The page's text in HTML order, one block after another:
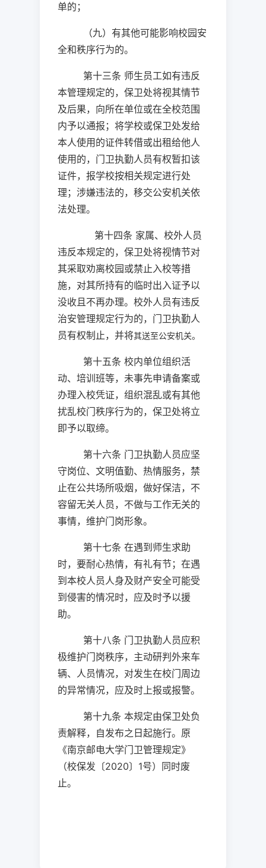
单的；
（九）有其他可能影响校园安
全和秩序行为的。
第十三条 师生员工如有违反
本管理规定的，保卫处将视其情节
及后果，向所在单位或在全校范围
内予以通报；将学校或保卫处发给
本人使用的证件转借或出租给他人
使用的，门卫执勤人员有权暂扣该
证件，报学校按相关规定进行处
理；涉嫌违法的，移交公安机关依
法处理。
第十四条 家属、校外人员
违反本规定的，保卫处将视情节对
其采取劝离校园或禁止入校等措
施，对其所持有的临时出入证予以
没收且不再办理。校外人员有违反
治安管理规定行为的，门卫执勤人
员有权制止，并将其送至公安机关。
第十五条 校内单位组织活
动、培训班等，未事先申请备案或
办理入校凭证，组织混乱或有其他
扰乱校门秩序行为的，保卫处将立
即予以取缔。
第十六条 门卫执勤人员应坚
守岗位、文明值勤、热情服务，禁
止在公共场所吸烟，做好保洁，不
容留无关人员，不做与工作无关的
事情，维护门岗形象。
第十七条 在遇到师生求助
时，要耐心热情，有礼有节；在遇
到本校人员人身及财产安全可能受
到侵害的情况时，应及时予以援
助。
第十八条 门卫执勤人员应积
极维护门岗秩序，主动研判外来车
辆、人员情况，对发生在校门周边
的异常情况，应及时上报或报警。
第十九条 本规定由保卫处负
责解释，自发布之日起施行。原
《南京邮电大学门卫管理规定》
（校保发〔2020〕 1号） 同时废
止。